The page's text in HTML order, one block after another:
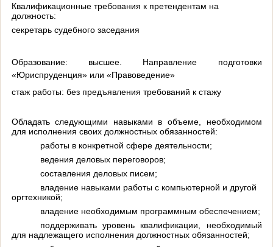
Квалификационные требования к претендентам на
должность:
секретарь судебного заседания
Образование: высшее. Направление подготовки
«Юриспруденция» или «Правоведение»
стаж работы: без предъявления требований к стажу
Обладать следующими навыками в объеме, необходимом
для исполнения своих должностных обязанностей:
работы в конкретной сфере деятельности;
ведения деловых переговоров;
составления деловых писем;
владение навыками работы с компьютерной и другой
оргтехникой;
владение необходимым программным обеспечением;
поддерживать уровень квалификации, необходимый
для надлежащего исполнения должностных обязанностей;